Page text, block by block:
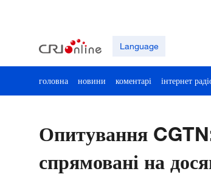
Language
головна новини коментарі інтернет
Опитування CGTN:
спрямовані на